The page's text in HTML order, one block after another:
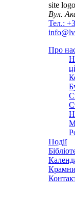
site logo
Вул.
Тел.:
Про
Події